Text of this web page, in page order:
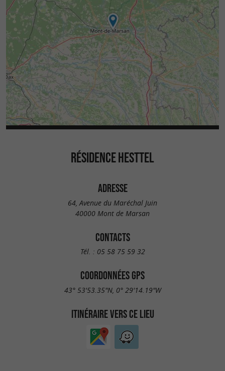
RÉSIDENCE HESTTEL
ADRESSE
64, Avenue du Maréchal Juin
40000 Mont de Marsan
CONTACTS
Tél. : 05 58 75 59 32
COORDONNÉES GPS
43° 53'53.35"N, 0° 29'14.19"W
ITINÉRAIRE VERS CE LIEU